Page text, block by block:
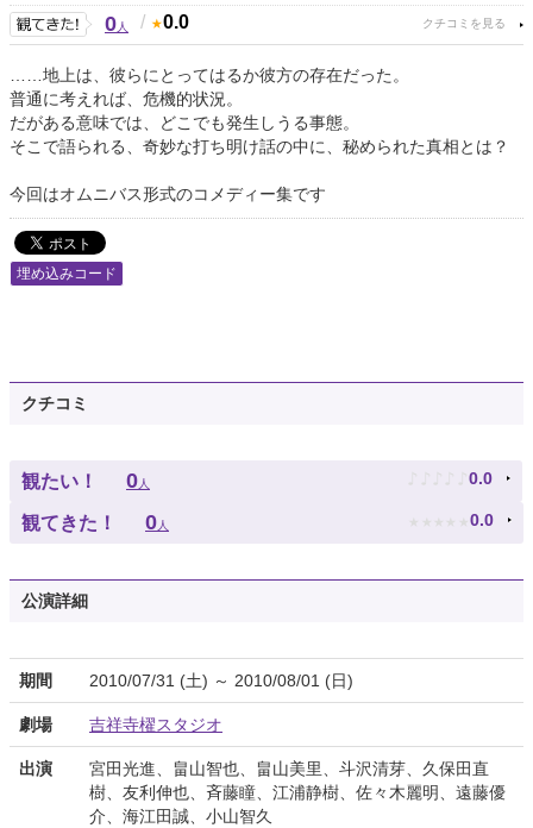
0人 / 0.0
……地上は、彼らにとってはるか彼方の存在だった。
普通に考えれば、危機的状況。
だがある意味では、どこでも発生しうる事態。
そこで語られる、奇妙な打ち明け話の中に、秘められた真相とは？
今回はオムニバス形式のコメディー集です
埋め込みコード
クチコミ
観たい！ 0人 ♪ ♪ ♪ ♪ ♪ 0.0
観てきた！ 0人 ★ ★ ★ ★ ★ 0.0
公演詳細
期間 2010/07/31 (土) ～ 2010/08/01 (日)
劇場 吉祥寺櫂スタジオ
出演
宮田光進、畠山智也、畠山美里、斗沢清芽、久保田直
樹、友利伸也、斉藤瞳、江浦静樹、佐々木麗明、遠藤優
介、海江田誠、小山智久